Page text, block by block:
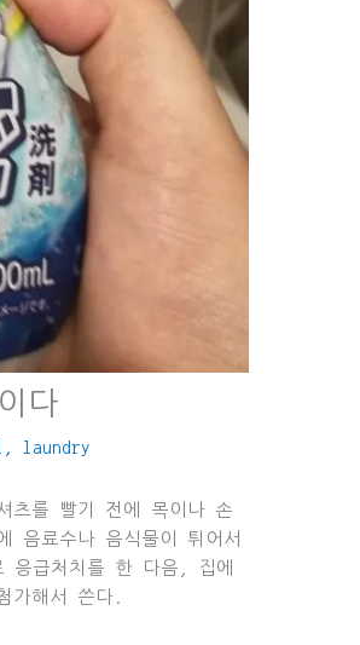
다
laundry
츠를 빨기 전에 목이나 손
음료수나 음식물이 튀어서
급처치를 한 다음, 집에
가해서 쓴다.